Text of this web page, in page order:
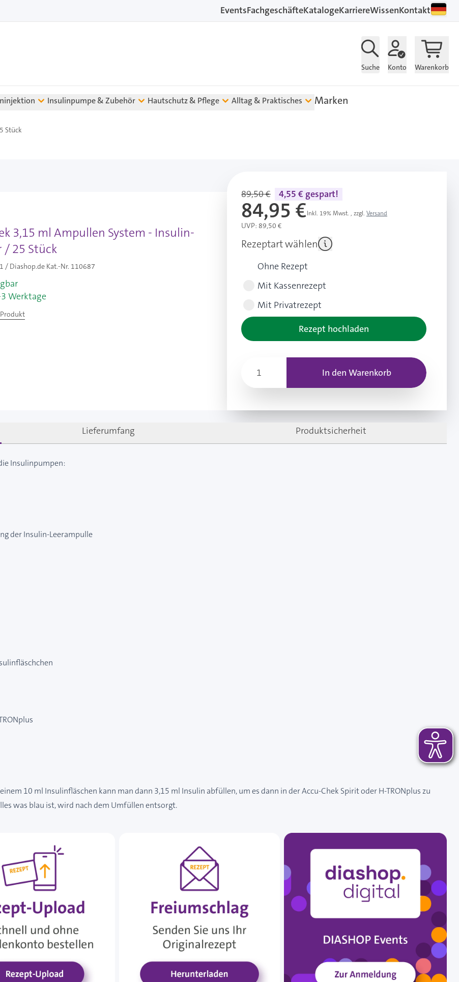
EventsFachgeschäfteKatalogeKarriereWissenKontakt
Suche Konto Warenkorb
Insulinpumpe & Zubehör Hautschutz & Pflege Alltag & Praktisches Marken
Stück
3,15 ml Ampullen System - Insulin-
/ 25 Stück
/ Diashop.de Kat.-Nr. 110687
Werktage
89,50 € 4,55 € gespart!
84,95 €Inkl. 19% Mwst. , zzgl. Versand
UVP: 89,50 €
Rezeptart wählen
Ohne Rezept
Mit Kassenrezept
Mit Privatrezept
Rezept hochladen
In den Warenkorb
Lieferumfang Produktsicherheit
Insulinpumpen:
der Insulin-Leerampulle
10 ml Insulinfläschen kann man dann 3,15 ml Insulin abfüllen, um es dann in der Accu-Chek Spirit oder H-TRONplus zu
was blau ist, wird nach dem Umfüllen entsorgt.